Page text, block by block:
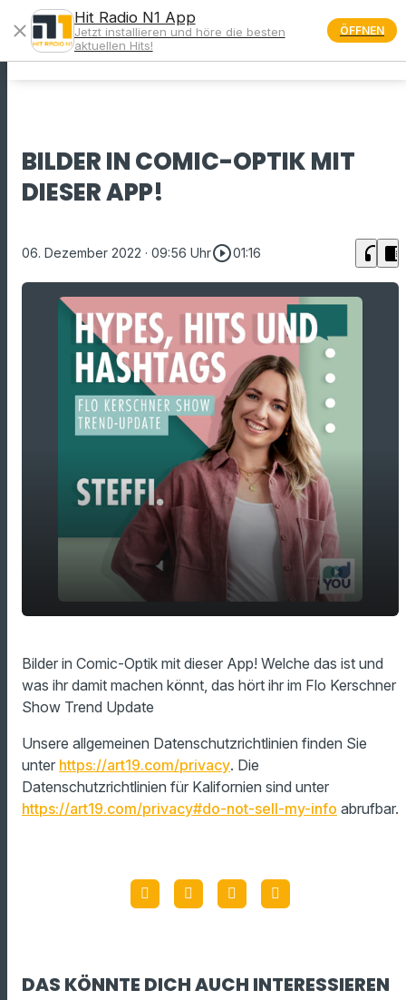
menu
BILDER IN COMIC-OPTIK MIT
DIESER APP!
06. Dezember 2022 · 09:56 Uhrplay_circle_outline01:16 headphones chrome_reader_mode
play_arrow
00:00 01:16
Bilder in Comic-Optik mit dieser App! Welche das ist und
was ihr damit machen könnt, das hört ihr im Flo Kerschner
Show Trend Update
Unsere allgemeinen Datenschutzrichtlinien finden Sie
unter https://art19.com/privacy. Die
Datenschutzrichtlinien für Kalifornien sind unter
https://art19.com/privacy#do-not-sell-my-info abrufbar.
DAS KÖNNTE DICH AUCH INTERESSIEREN
close
Hit Radio N1 App
Jetzt installieren und höre die besten
aktuellen Hits!
ÖFFNEN